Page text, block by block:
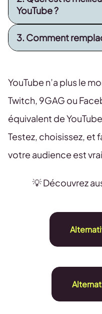
YouTube ?
3. Comment
YouTube n’a plus le
Twitch, 9GAG ou
équivalent de
Testez, choisissez, et
votre audience est
💡 Découvrez